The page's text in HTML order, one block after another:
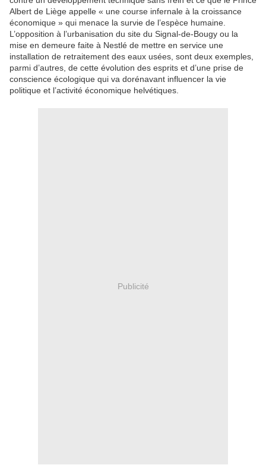
Albert de Liège appelle « une course infernale à la croissance
économique » qui menace la survie de l’espèce humaine.
L’opposition à l’urbanisation du site du Signal-de-Bougy ou la
mise en demeure faite à Nestlé de mettre en service une
installation de retraitement des eaux usées, sont deux exemples,
parmi d’autres, de cette évolution des esprits et d’une prise de
conscience écologique qui va dorénavant influencer la vie
politique et l’activité économique helvétiques.
Publicité